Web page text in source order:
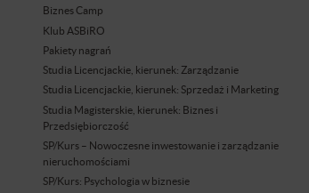
Biznes Camp
Klub ASBiRO
Pakiety nagrań
Studia Licencjackie, kierunek: Zarządzanie
Studia Licencjackie, kierunek: Sprzedaż i Marketing
Studia Magisterskie, kierunek: Biznes i
Przedsiębiorczość
SP/Kurs – Nowoczesne inwestowanie i zarządzanie
nieruchomościami
SP/Kurs: Psychologia w biznesie